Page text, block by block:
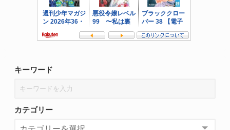
キーワード
カテゴリー